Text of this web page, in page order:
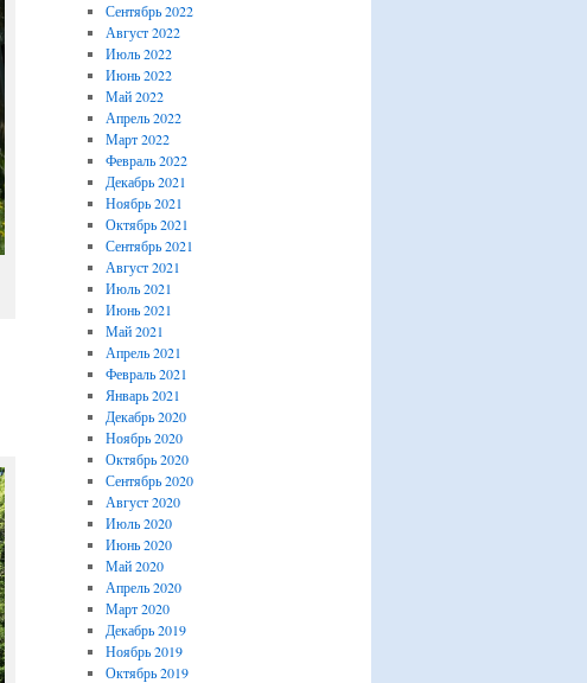
Сентябрь 2022
Август 2022
Июль 2022
Июнь 2022
Май 2022
Апрель 2022
Март 2022
Февраль 2022
Декабрь 2021
Ноябрь 2021
Октябрь 2021
Сентябрь 2021
Август 2021
Июль 2021
Июнь 2021
Май 2021
Апрель 2021
Февраль 2021
Январь 2021
Декабрь 2020
Ноябрь 2020
Октябрь 2020
Сентябрь 2020
Август 2020
Июль 2020
Июнь 2020
Май 2020
Апрель 2020
Март 2020
Декабрь 2019
Ноябрь 2019
Октябрь 2019